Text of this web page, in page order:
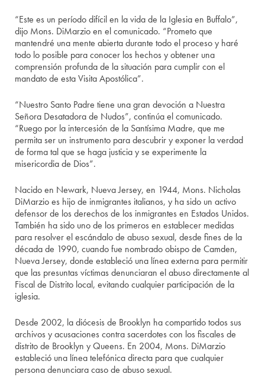
“Este es un período difícil en la vida de la Iglesia en Buffalo”,
dijo Mons. DiMarzio en el comunicado. “Prometo que
mantendré una mente abierta durante todo el proceso y haré
todo lo posible para conocer los hechos y obtener una
comprensión profunda de la situación para cumplir con el
mandato de esta Visita Apostólica”.
“Nuestro Santo Padre tiene una gran devoción a Nuestra
Señora Desatadora de Nudos”, continúa el comunicado.
“Ruego por la intercesión de la Santísima Madre, que me
permita ser un instrumento para descubrir y exponer la verdad
de forma tal que se haga justicia y se experimente la
misericordia de Dios”.
Nacido en Newark, Nueva Jersey, en 1944, Mons. Nicholas
DiMarzio es hijo de inmigrantes italianos, y ha sido un activo
defensor de los derechos de los inmigrantes en Estados Unidos.
También ha sido uno de los primeros en establecer medidas
para resolver el escándalo de abuso sexual, desde fines de la
década de 1990, cuando fue nombrado obispo de Camden,
Nueva Jersey, donde estableció una línea externa para permitir
que las presuntas víctimas denunciaran el abuso directamente al
Fiscal de Distrito local, evitando cualquier participación de la
iglesia.
Desde 2002, la diócesis de Brooklyn ha compartido todos sus
archivos y acusaciones contra sacerdotes con los fiscales de
distrito de Brooklyn y Queens. En 2004, Mons. DiMarzio
estableció una línea telefónica directa para que cualquier
persona denunciara caso de abuso sexual.